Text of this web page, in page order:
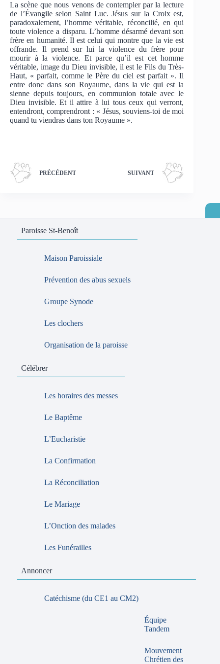
La scène que nous venons de contempler par la lecture
de l’Évangile selon Saint Luc. Jésus sur la Croix est,
paradoxalement, l’homme véritable, réconcilié, en qui
toute violence a disparu. L’homme désarmé devant son
frère en humanité. Il est celui qui montre que la vie est
offrande. Il prend sur lui la violence du frère pour
mourir à la violence. Et parce qu’il est cet homme
véritable, image du Dieu invisible, il est le Fils du Très-
Haut, « parfait, comme le Père du ciel est parfait ». Il
entre donc dans son Royaume, dans la vie qui est la
sienne depuis toujours, en communion totale avec le
Dieu invisible. Et il attire à lui tous ceux qui verront,
entendront, comprendront : « Jésus, souviens-toi de moi
quand tu viendras dans ton Royaume ».
PRÉCÉDENT SUIVANT
Paroisse St-Benoît
Maison Paroissiale
Prévention des abus sexuels
Groupe Synode
Les clochers
Organisation de la paroisse
Célébrer
Les horaires des messes
Le Baptême
L’Eucharistie
La Confirmation
La Réconciliation
Le Mariage
L’Onction des malades
Les Funérailles
Annoncer
Catéchisme (du CE1 au CM2)
Équipe
Tandem
Mouvement
Chrétien des